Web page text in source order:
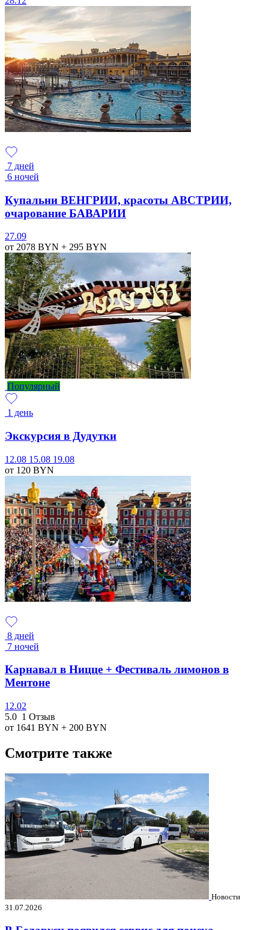
7 дней
6 ночей
Купальни ВЕНГРИИ, красоты АВСТРИИ,
очарование БАВАРИИ
27.09
от 2078 BYN + 295 BYN
Популярный
1 день
Экскурсия в Дудутки
12.08 15.08 19.08
от 120 BYN
8 дней
7 ночей
Карнавал в Ницце + Фестиваль лимонов в
Ментоне
12.02
5.0 1 Отзыв
от 1641 BYN + 200 BYN
Смотрите также
Новости
31.07.2026